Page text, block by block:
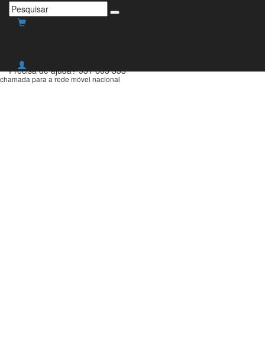
Envio grátis para Portugal
Precisa de ajuda? 931 603 333
chamada para a rede móvel nacional